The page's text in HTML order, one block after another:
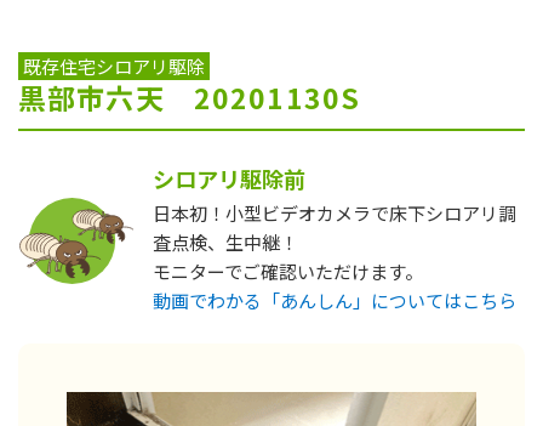
既存住宅シロアリ駆除
黒部市六天 20201130S
シロアリ駆除前
日本初！小型ビデオカメラで床下シロアリ調
査点検、生中継！
モニターでご確認いただけます。
動画でわかる「あんしん」についてはこちら